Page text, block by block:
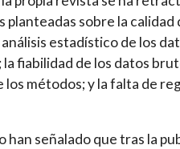
planteadas sobre la calidad
estadístico de los
fiabilidad de los datos
los métodos; y la falta de
han señalado que tras la